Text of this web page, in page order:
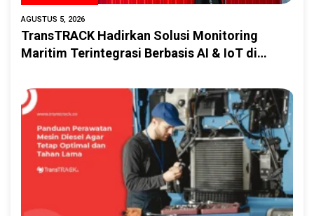
AGUSTUS 5, 2026
TransTRACK Hadirkan Solusi Monitoring
Maritim Terintegrasi Berbasis AI & IoT di
2026